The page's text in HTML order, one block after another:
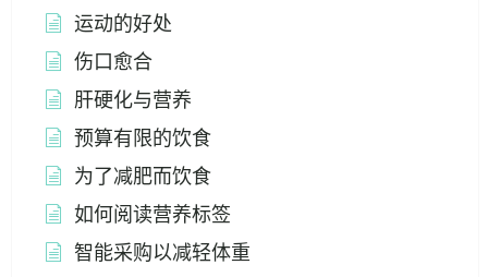
运动的好处
伤口愈合
肝硬化与营养
预算有限的饮食
为了减肥而饮食
如何阅读营养标签
智能采购以减轻体重